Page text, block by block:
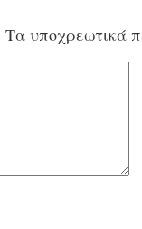
Τα υποχρεωτικά